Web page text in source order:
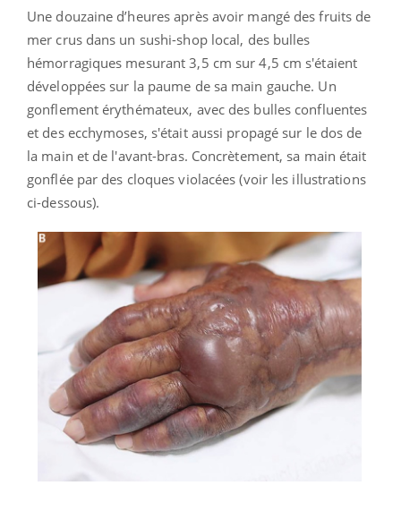
Une douzaine d’heures après avoir mangé des fruits de
mer crus dans un sushi-shop local, des bulles
hémorragiques mesurant 3,5 cm sur 4,5 cm s'étaient
développées sur la paume de sa main gauche. Un
gonflement érythémateux, avec des bulles confluentes
et des ecchymoses, s'était aussi propagé sur le dos de
la main et de l'avant-bras. Concrètement, sa main était
gonflée par des cloques violacées (voir les illustrations
ci-dessous).